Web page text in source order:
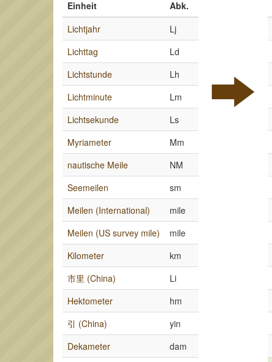
Einheit
Abk.
Lichtjahr
Lj
Lichttag
Ld
Lichtstunde
Lh
Lichtminute
Lm
Lichtsekunde
Ls
Myriameter
Mm
nautische Meile
NM
Seemeilen
sm
Meilen (International)
mile
Meilen (US survey mile)
mile
Kilometer
km
市里 (China)
Li
Hektometer
hm
引 (China)
yin
Dekameter
dam